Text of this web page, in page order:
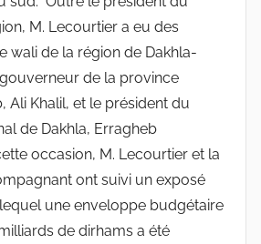
M. Lecourtier a eu des
wali de la région de Dakhla-
de la province
Ali Khalil, et le président du
de Dakhla, Erragheb
occasion, M. Lecourtier et la
ont suivi un exposé
une enveloppe budgétaire
de dirhams a été